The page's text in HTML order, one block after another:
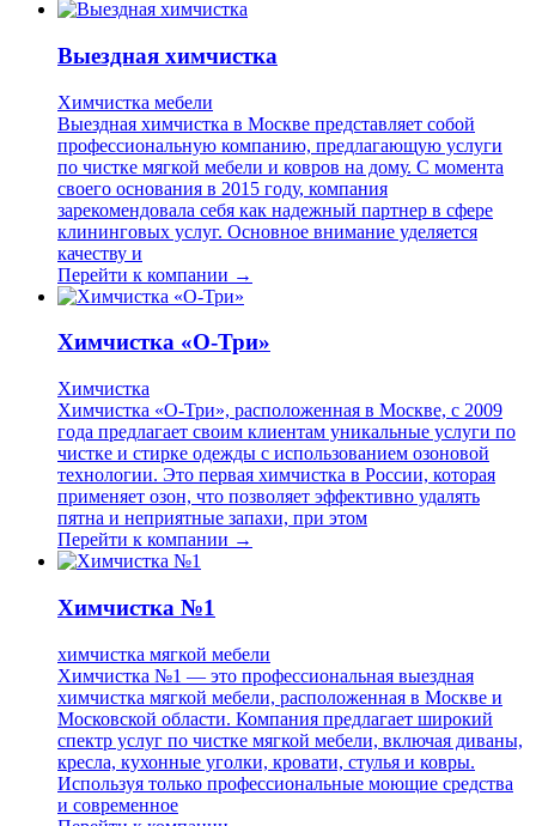
Выездная химчистка
Химчистка мебели
Выездная химчистка в Москве представляет собой
профессиональную компанию, предлагающую услуги
по чистке мягкой мебели и ковров на дому. С момента
своего основания в 2015 году, компания
зарекомендовала себя как надежный партнер в сфере
клининговых услуг. Основное внимание уделяется
качеству и
Перейти к компании →
Химчистка «О-Три»
Химчистка
Химчистка «О-Три», расположенная в Москве, с 2009
года предлагает своим клиентам уникальные услуги по
чистке и стирке одежды с использованием озоновой
технологии. Это первая химчистка в России, которая
применяет озон, что позволяет эффективно удалять
пятна и неприятные запахи, при этом
Перейти к компании →
Химчистка №1
химчистка мягкой мебели
Химчистка №1 — это профессиональная выездная
химчистка мягкой мебели, расположенная в Москве и
Московской области. Компания предлагает широкий
спектр услуг по чистке мягкой мебели, включая диваны,
кресла, кухонные уголки, кровати, стулья и ковры.
Используя только профессиональные моющие средства
и современное